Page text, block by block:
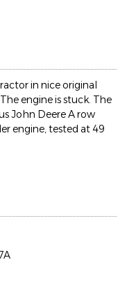
in nice original
engine is stuck. The
John Deere A row
engine, tested at 49